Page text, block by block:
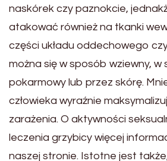
naskórek czy paznokcie,
atakować również na tkanki
części układu oddechowego
można się w sposób wziewny, w
pokarmowy lub przez skórę.
człowieka wyraźnie
zarażenia. O aktywności
leczenia grzybicy więcej
naszej stronie. Istotne jest